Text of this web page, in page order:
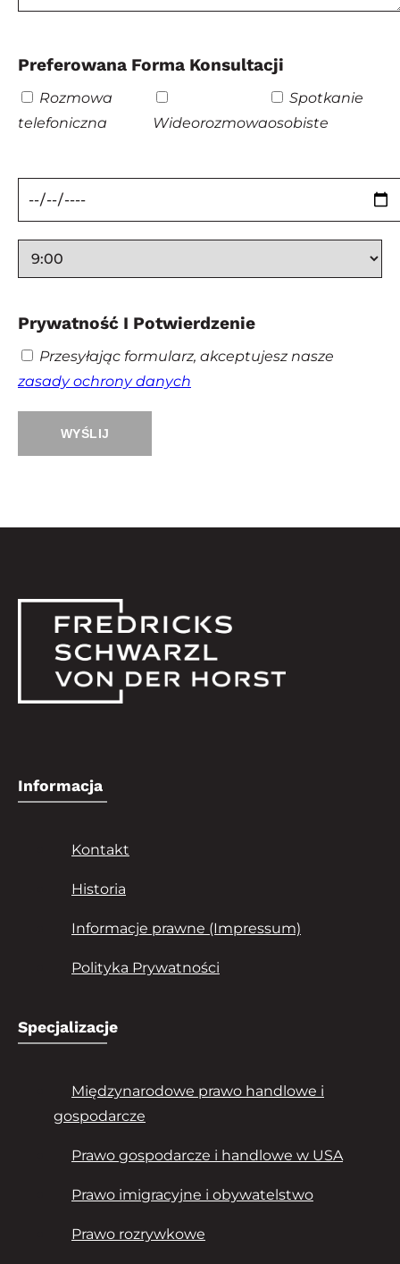
Preferowana Forma Konsultacji
Rozmowa
telefoniczna
Wideorozmowa
Spotkanie
osobiste
Prywatność I Potwierdzenie
Przesyłając formularz, akceptujesz nasze
zasady ochrony danych
Informacja
Kontakt
Historia
Informacje prawne (Impressum)
Polityka Prywatności
Specjalizacje
Międzynarodowe prawo handlowe i
gospodarcze
Prawo gospodarcze i handlowe w USA
Prawo imigracyjne i obywatelstwo
Prawo rozrywkowe